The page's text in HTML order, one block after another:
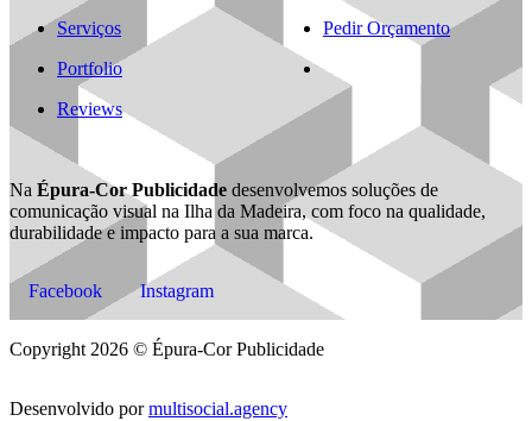
Na Épura-Cor Publicidade desenvolvemos soluções de
comunicação visual na Ilha da Madeira, com foco na qualidade,
durabilidade e impacto para a sua marca.
Facebook Instagram
Serviços
Portfolio
Reviews
Pedir Orçamento
Copyright 2026 © Épura-Cor Publicidade
Desenvolvido pormultisocial.agency